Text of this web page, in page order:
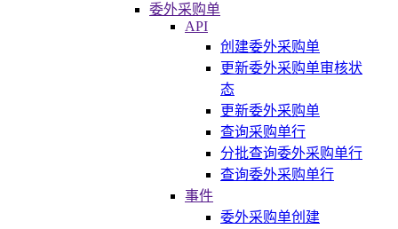
委外采购单
API
创建委外采购单
更新委外采购单审核状
态
更新委外采购单
查询采购单行
分批查询委外采购单行
查询委外采购单行
事件
委外采购单创建